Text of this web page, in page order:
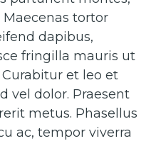
tortor
dapibus,
fringilla mauris ut
et leo et
vel dolor. Praesent
metus. Phasellus
ac, tempor viverra